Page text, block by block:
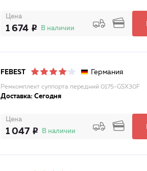
Цена
1 674 В наличии
FEBEST Германия
Ремкомплект суппорта передний 0175-GSX30F
Доставка: Сегодня
Цена
1 047 В наличии